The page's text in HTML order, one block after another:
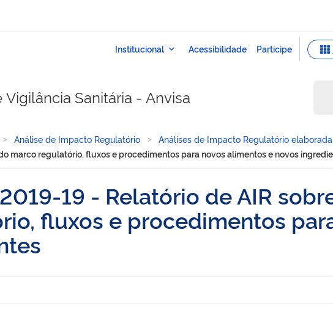
Sanitária - Anvisa
Análise de Impacto Regulatório Análises de Impacto Regulatório
marco regulatório, fluxos e procedimentos para novos alimentos e novos
19 - Relatório de AIR
fluxos e procedimentos